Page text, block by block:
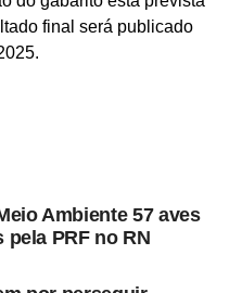
final será publicado
Ambiente 57 aves
PRF no RN